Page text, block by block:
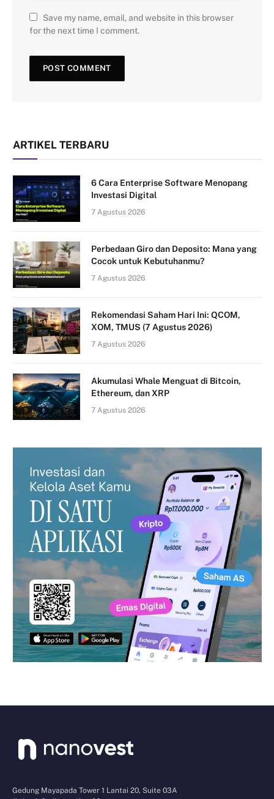
Save my name, email, and website in this browser
for the next time I comment.
ARTIKEL TERBARU
6 Cara Enterprise Software Menopang
Investasi Digital
7 Agustus 2026
Perbedaan Giro dan Deposito: Mana yang
Cocok untuk Kebutuhanmu?
7 Agustus 2026
Rekomendasi Saham Hari Ini: QCOM,
XOM, TMUS (7 Agustus 2026)
7 Agustus 2026
Akumulasi Whale Menguat di Bitcoin,
Ethereum, dan XRP
7 Agustus 2026
Gedung Mayapada Tower 1 Lantai 20, Suite 03A